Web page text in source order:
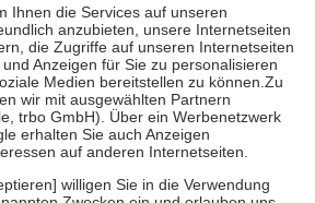
sind jedoch nie mehr als die tatsächlichen
auch für Online-Apotheken.
Krankenpflege beträgt die
der Kosten sowie zehn Euro je
Versicherten für ihre eigene Gesundheit zu
Stellung der Familie zu unterstützen,
an bei: